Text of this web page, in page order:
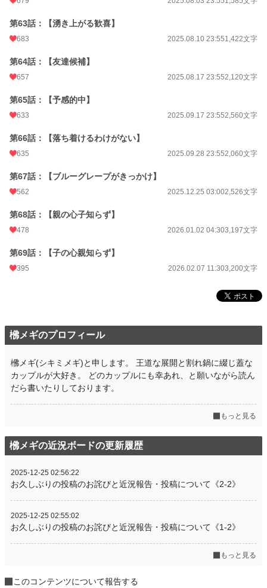
第63話：【湧き上がる歓喜】
683 2025.08.10 23:551,422文字
第64話：【友達候補】
657 2025.08.17 23:552,120文字
第65話：【予感的中】
633 2025.09.17 23:552,560文字
第66話：【落ち着けるわけがない】
635 2025.09.28 23:552,060文字
第67話：【ブルーグレープがきっかけ】
562 2025.12.25 03:002,526文字
第68話：【親の心子知らず】
478 2026.01.02 04:303,197文字
第69話：【子の心親知らず】
395 2026.02.07 11:303,200文字
梻メギのプロフィール
梻メギ(シキミメギ)と申します。 王道な展開と割れ鍋に綴じ蓋な
カップルが大好き。 どのカップルにも幸あれ、と願いながら読ん
だら書いたりしております。
もっと見る
梻メギの近況ボードの更新履歴
2025-12-25 02:56:22
お久しぶりの投稿のお詫びと近況報告・投稿について《2-2》
2025-12-25 02:55:02
お久しぶりの投稿のお詫びと近況報告・投稿について《1-2》
もっと見る
このコンテンツについて報告する